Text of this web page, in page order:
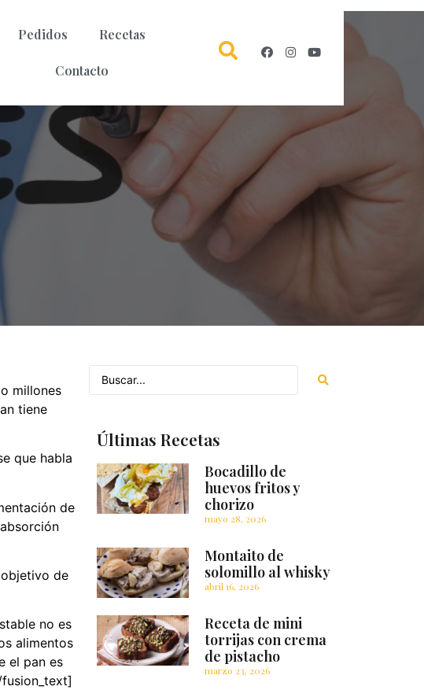
Pedidos Recetas
Contacto
millones
tiene
que habla
de
de
no es
alimentos
el pan es
Últimas Recetas
Bocadillo de
huevos fritos y
chorizo
mayo 28, 2026
Montaito de
solomillo al whisky
abril 16, 2026
Receta de mini
torrijas con crema
de pistacho
marzo 23, 2026